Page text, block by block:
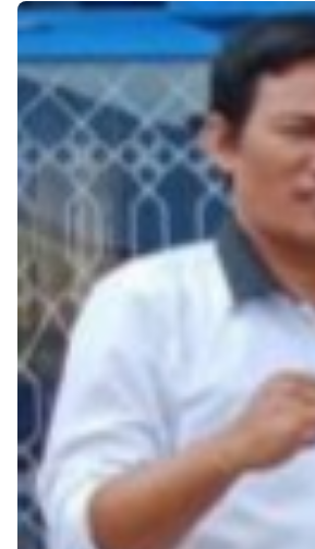
Premium
By
Raushan
Design
With
Shroff
Templates